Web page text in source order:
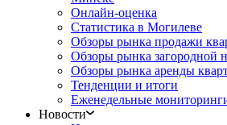
Онлайн-оценка
Статистика в Могилеве
Обзоры рынка продажи
Обзоры рынка загородной
Обзоры рынка аренды
Тенденции и итоги
Еженедельные
Новости